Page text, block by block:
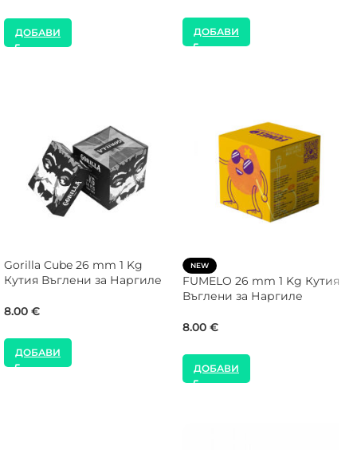
ДОБАВИ ДОБАВИ
Gorilla Cube 26 mm 1 Kg
Кутия Въглени за Наргиле
8.00 €
ДОБАВИ
NEW
FUMELO 26 mm 1 Kg Кутия
Въглени за Наргиле
8.00 €
ДОБАВИ